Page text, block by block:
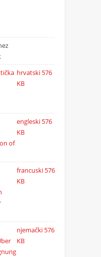
hrvatski576
KB
of
engleski576
KB
francuski576
KB
njemački576
KB